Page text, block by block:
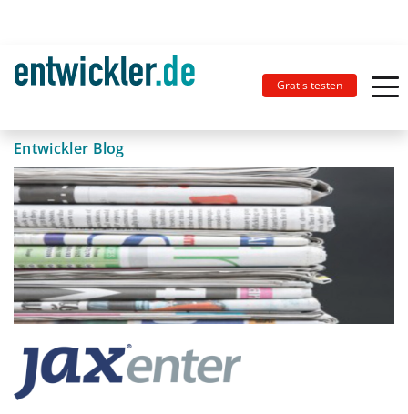
Gratis testen
Entwickler Blog